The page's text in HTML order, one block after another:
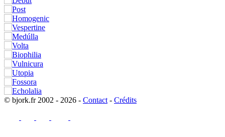
© bjork.fr 2002 - 2026 - Contact - Crédits